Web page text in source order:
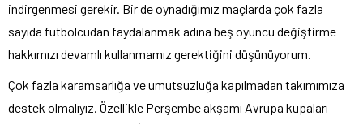
indirgenmesi gerekir. Bir de oynadığımız maçlarda çok fazla
sayıda futbolcudan faydalanmak adına beş oyuncu değiştirme
hakkımızı devamlı kullanmamız gerektiğini düşünüyorum.
Çok fazla karamsarlığa ve umutsuzluğa kapılmadan takımımıza
destek olmalıyız. Özellikle Perşembe akşamı Avrupa kupaları